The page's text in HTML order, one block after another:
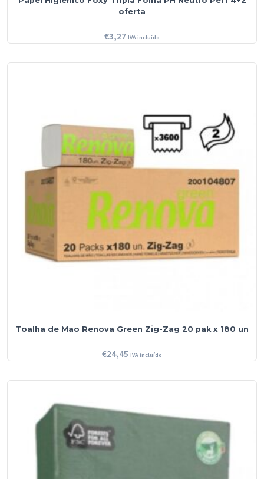
oferta
€3,27 IVA incluído
Toalha de Mao Renova Green Zig-Zag 20 pak x 180 un
€24,45 IVA incluído